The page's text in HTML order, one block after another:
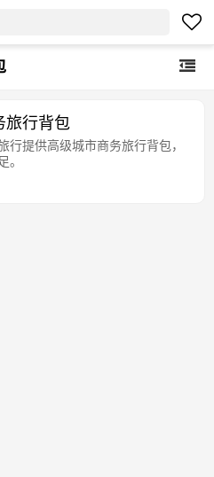
旅行背包
行提供高级城市商务旅行背包，